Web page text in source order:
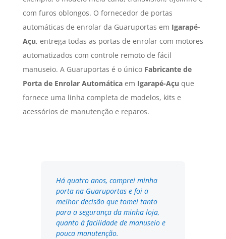
com furos oblongos. O fornecedor de portas
automáticas de enrolar da Guaruportas em Igarapé-
Açu, entrega todas as portas de enrolar com motores
automatizados com controle remoto de fácil
manuseio. A Guaruportas é o único Fabricante de
Porta de Enrolar Automáticaem Igarapé-Açu que
fornece uma linha completa de modelos, kits e
acessórios de manutenção e reparos.
Há quatro anos, comprei minha
porta na Guaruportas e foi a
melhor decisão que tomei tanto
para a segurança da minha loja,
quanto à facilidade de manuseio e
pouca manutenção.